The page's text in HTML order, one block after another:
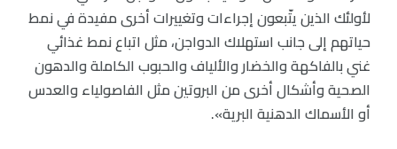
لأولئك الذين يتّبعون إجراءات وتغييرات أخرى مفيدة في نمط
حياتهم إلى جانب استهلاك الدواجن، مثل اتباع نمط غذائي
غني بالفاكهة والخضار والألياف والحبوب الكاملة والدهون
الصحية وأشكال أخرى من البروتين مثل الفاصولياء والعدس
أو الأسماك الدهنية البرية».